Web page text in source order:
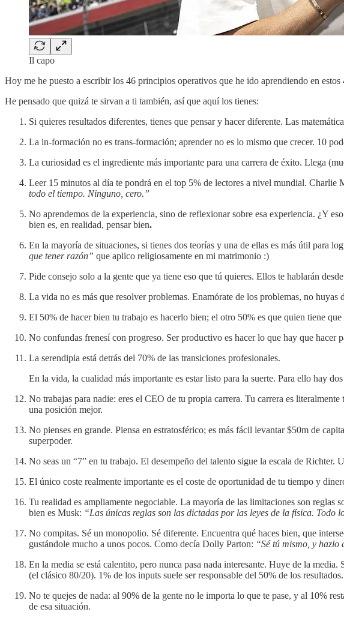
Il capo
Hoy me he puesto a escribir los 46 principios operativos que he ido aprendiendo en
He pensado que quizá te sirvan a ti también, así que aquí los tienes:
Si quieres resultados diferentes, tienes que pensar y hacer diferente. Las
La in-formación no es trans-formación; aprender no es lo mismo que crecer. 10
La curiosidad es el ingrediente más importante para una carrera de éxito. Llega
Leer 15 minutos al día te pondrá en el top 5% de lectores a nivel mundial. Charlie
todo el tiempo. Ninguno, cero.”
No aprendemos de la experiencia, sino de reflexionar sobre esa experiencia. ¿Y
bien es, en realidad, pensar bien.
En la mayoría de situaciones, si tienes dos teorías y una de ellas es más útil para
que tener razón” que aplico religiosamente en mi matrimonio :)
Pide consejo solo a la gente que ya tiene eso que tú quieres. Ellos te hablarán
La vida no es más que resolver problemas. Enamórate de los problemas, no
El 50% de hacer bien tu trabajo es hacerlo bien; el otro 50% es que quien tiene
No confundas frenesí con progreso. Ser productivo es hacer lo que hay que hacer
La serendipia está detrás del 70% de las transiciones profesionales.
En la vida, la cualidad más importante es estar listo para la suerte. Para ello hay
No trabajas para nadie: eres el CEO de tu propia carrera. Tu carrera es
una posición mejor.
No pienses en grande. Piensa en estratosférico; es más fácil levantar $50m de
superpoder.
No seas un “7” en tu trabajo. El desempeño del talento sigue la escala de
El único coste realmente importante es el coste de oportunidad de tu tiempo y
Tu realidad es ampliamente negociable. La mayoría de las limitaciones son reglas
bien es Musk: “Las únicas reglas son las dictadas por las leyes de la física. Todo
No compitas. Sé un monopolio. Sé diferente. Encuentra qué haces bien, que
gustándole mucho a unos pocos. Como decía Dolly Parton: “Sé tú mismo, y hazlo
En la media se está calentito, pero nunca pasa nada interesante. Huye de la
(el clásico 80/20). 1% de los inputs suele ser responsable del 50% de los resultados.
No te quejes de nada: al 90% de la gente no le importa lo que te pase, y al 10%
de esa situación.